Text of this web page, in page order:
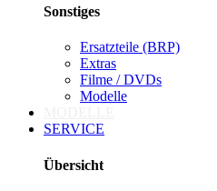
Sonstiges
Ersatzteile (BRP)
Extras
Filme / DVDs
Modelle
SERVICE
Übersicht